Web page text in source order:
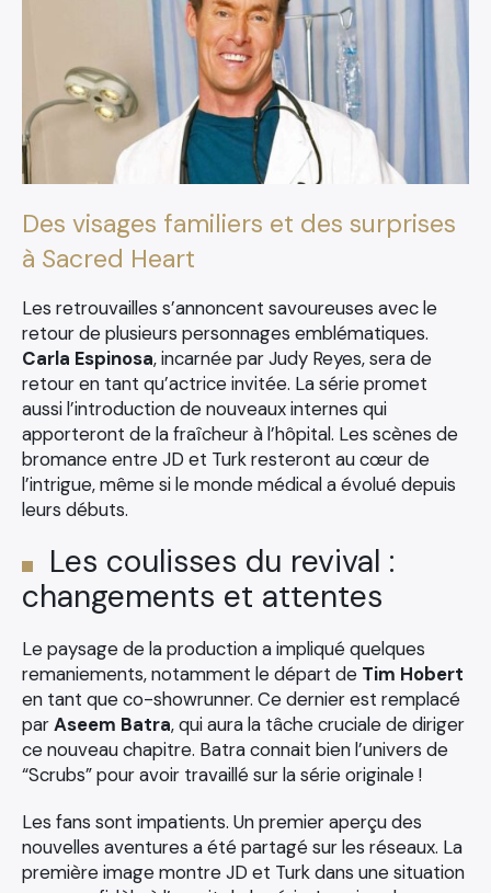
Des visages familiers et des surprises
à Sacred Heart
Les retrouvailles s’annoncent savoureuses avec le
retour de plusieurs personnages emblématiques.
Carla Espinosa, incarnée par Judy Reyes, sera de
retour en tant qu’actrice invitée. La série promet
aussi l’introduction de nouveaux internes qui
apporteront de la fraîcheur à l’hôpital. Les scènes de
bromance entre JD et Turk resteront au cœur de
l’intrigue, même si le monde médical a évolué depuis
leurs débuts.
Les coulisses du revival :
changements et attentes
Le paysage de la production a impliqué quelques
remaniements, notamment le départ de Tim Hobert
en tant que co-showrunner. Ce dernier est remplacé
parAseem Batra, qui aura la tâche cruciale de diriger
ce nouveau chapitre. Batra connait bien l’univers de
“Scrubs” pour avoir travaillé sur la série originale !
Les fans sont impatients. Un premier aperçu des
nouvelles aventures a été partagé sur les réseaux. La
première image montre JD et Turk dans une situation
×